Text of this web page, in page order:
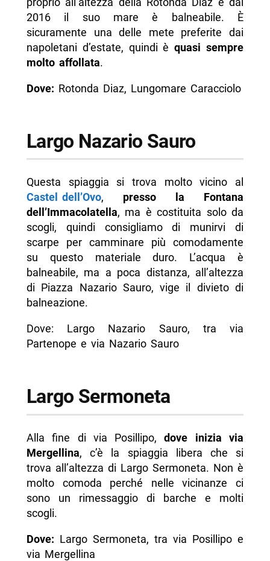
2016 il suo mare è balneabile. È
sicuramente una delle mete preferite dai
napoletani d’estate, quindi èquasi sempre
molto affollata.
Dove: Rotonda Diaz, Lungomare Caracciolo
Largo Nazario Sauro
Questa spiaggia si trova molto vicino al
Castel dell’Ovo, presso la Fontana
dell’Immacolatella, ma è costituita solo da
scogli, quindi consigliamo di munirvi di
scarpe per camminare più comodamente
su questo materiale duro. L’acqua è
balneabile, ma a poca distanza, all’altezza
di Piazza Nazario Sauro, vige il divieto di
balneazione.
Dove: Largo Nazario Sauro, tra via
Partenope e via Nazario Sauro
Largo Sermoneta
Alla fine di via Posillipo,dove inizia via
Mergellina, c’è la spiaggia libera che si
trova all’altezza di Largo Sermoneta. Non è
molto comoda perché nelle vicinanze ci
sono un rimessaggio di barche e molti
scogli.
Dove: Largo Sermoneta, tra via Posillipo e
via Mergellina